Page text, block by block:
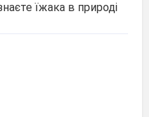
їжака в природі